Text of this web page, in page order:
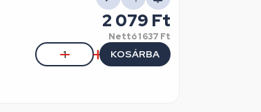
2 079 Ft
Nettó1 637 Ft
KOSÁRBA